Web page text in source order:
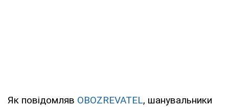
Як повідомляв OBOZREVATEL, шанувальники